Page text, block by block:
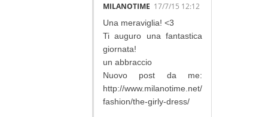
MILANOTIME 17/7/15 12:12
Una meraviglia! <3
Ti auguro una fantastica
giornata!
un abbraccio
Nuovo post da me:
http://www.milanotime.net/
fashion/the-girly-dress/